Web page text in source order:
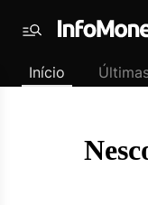
padrão
Últimas
Menu
Início